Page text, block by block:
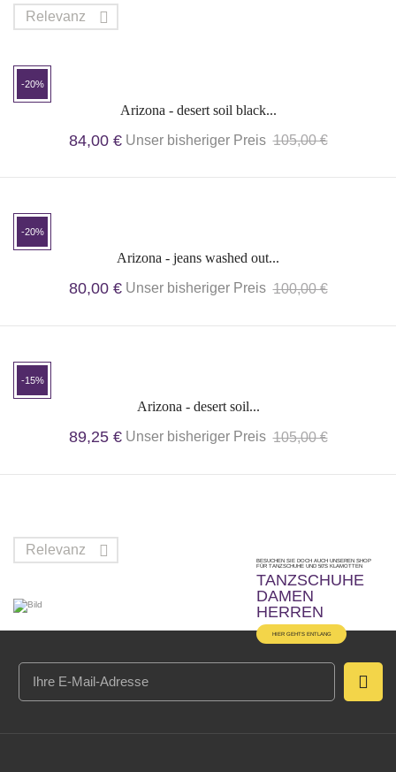
Relevanz 
-20%
Arizona - desert soil black...
84,00 € Unser bisheriger Preis 105,00 €
-20%
Arizona - jeans washed out...
80,00 € Unser bisheriger Preis 100,00 €
-15%
Arizona - desert soil...
89,25 € Unser bisheriger Preis 105,00 €
Relevanz 
BESUCHEN SIE DOCH AUCH UNSEREN SHOP
FÜR TANZSCHUHE UND 50'S KLAMOTTEN
TANZSCHUHE
DAMEN
HERREN
HIER GEHTS ENTLANG